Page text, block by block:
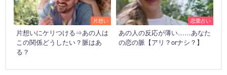
片想い
片想いにケリつける⇒あの人は
この関係どうしたい？脈はあ
る？
恋愛占い
あの人の反応が薄い……あなた
の恋の脈【アリ？orナシ？】